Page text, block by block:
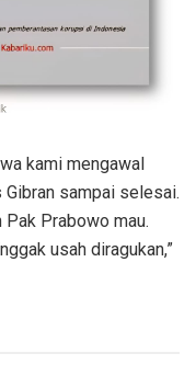
kami mengawal
sampai selesai.
Pak Prabowo mau.
usah diragukan,”